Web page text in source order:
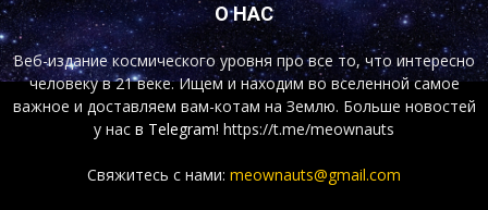
О НАС
Веб-издание космического уровня про все то, что интересно
человеку в 21 веке. Ищем и находим во вселенной самое
важное и доставляем вам-котам на Землю. Больше новостей
у нас в Telegram! https://t.me/meownauts
Свяжитесь с нами: meownauts@gmail.com